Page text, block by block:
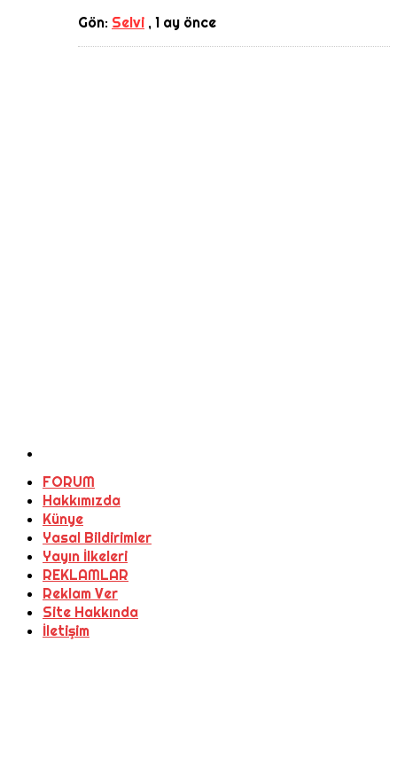
Gön: Selvi ,1 ay önce
FORUM
Hakkımızda
Künye
Yasal Bildirimler
Yayın İlkeleri
REKLAMLAR
Reklam Ver
Site Hakkında
İletişim